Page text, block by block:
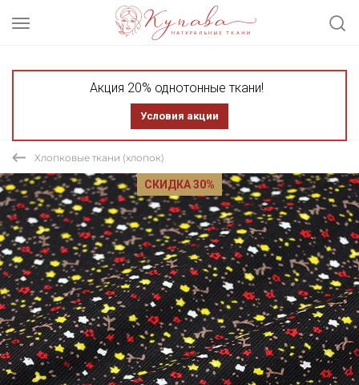
Акция 20% однотонные ткани!
Условия акции
Хлопковые ткани (хлопок)
СКИДКА 30%